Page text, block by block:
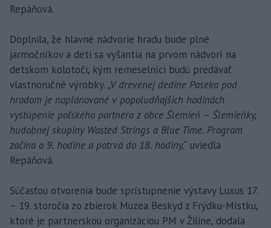
Repáňová.
Doplnila, že hlavné nádvorie hradu bude plné
jarmočníkov a deti sa vyšantia na prvom nádvorí na
detskom kolotoči, kým remeselníci budú predávať
vlastnoručné výrobky. „V drevenej dedine Paseka pod
hradom je naplánované v popoludňajších hodinách
vystúpenie poľského partnera z obce Ślemień – Ślemieńky,
hudobnej skupiny Wasted Strings a Blue Time. Program
začína o 9. hodine a potrvá do 18. hodiny,“ uviedla
Repáňová.
Súčasťou otvorenia bude sprístupnenie výstavy Luxus 17.
– 19. storočia zo zbierok Muzea Beskyd z Frýdku-Místku,
ktoré je partnerskou organizáciou PM v Žiline, dodala